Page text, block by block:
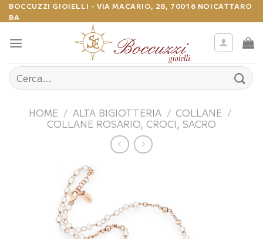
Salta
ai
contenuti
BOCCUZZI GIOIELLI - VIA MACARIO, 28, 70016 NOICATTARO
BA
Cerca:
HOME / ALTA BIGIOTTERIA / COLLANE /
COLLANE ROSARIO, CROCI, SACRO